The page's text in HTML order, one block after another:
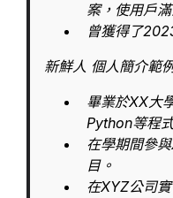
案，使用戶
曾獲得了
新鮮人 個人簡介範
畢業於XX大
Python等程
在學期間參
目。
在XYZ公司